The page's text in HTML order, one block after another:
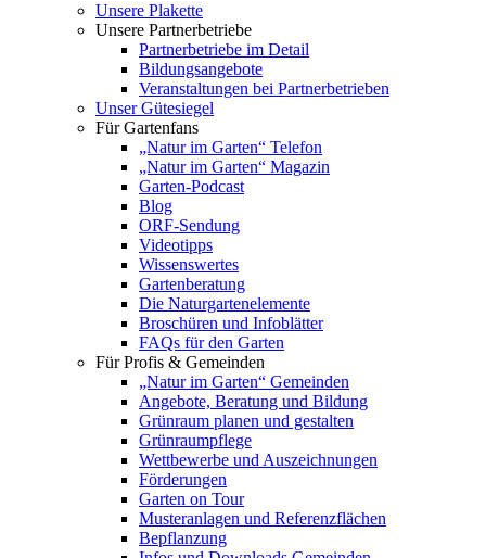
Unsere Plakette
Unsere Partnerbetriebe
Partnerbetriebe im Detail
Bildungsangebote
Veranstaltungen bei Partnerbetrieben
Unser Gütesiegel
Für Gartenfans
„Natur im Garten“ Telefon
„Natur im Garten“ Magazin
Garten-Podcast
Blog
ORF-Sendung
Videotipps
Wissenswertes
Gartenberatung
Die Naturgartenelemente
Broschüren und Infoblätter
FAQs für den Garten
Für Profis & Gemeinden
„Natur im Garten“ Gemeinden
Angebote, Beratung und Bildung
Grünraum planen und gestalten
Grünraumpflege
Wettbewerbe und Auszeichnungen
Förderungen
Garten on Tour
Musteranlagen und Referenzflächen
Bepflanzung